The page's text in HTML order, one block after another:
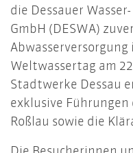
die Dessauer
GmbH (DESWA)
Abwasserversorgung
Weltwassertag am
Stadtwerke Dessau
exklusive Führungen
Roßlau sowie die